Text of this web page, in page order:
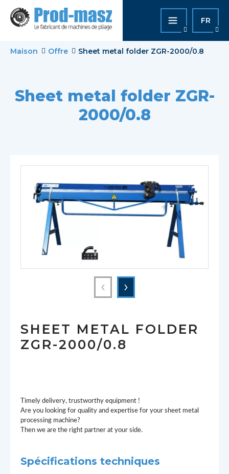
FR
Maison Offre Sheet metal folder ZGR-2000/0.8
Sheet metal folder ZGR-
2000/0.8
‹ ›
SHEET METAL FOLDER
ZGR-2000/0.8
Timely delivery, trustworthy equipment !
Are you looking for quality and expertise for your sheet metal
processing machine?
Then we are the right partner at your side.
Spécifications techniques